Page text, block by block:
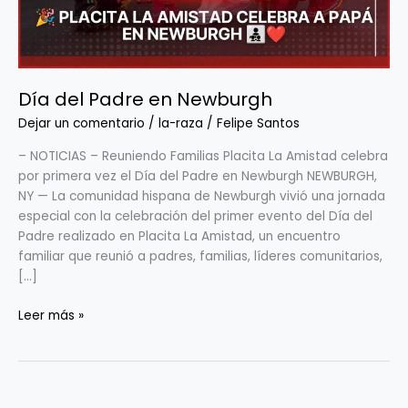
Día del Padre en Newburgh
Dejar un comentario / la-raza / Felipe Santos
– NOTICIAS – Reuniendo Familias Placita La Amistad celebra
por primera vez el Día del Padre en Newburgh NEWBURGH,
NY — La comunidad hispana de Newburgh vivió una jornada
especial con la celebración del primer evento del Día del
Padre realizado en Placita La Amistad, un encuentro
familiar que reunió a padres, familias, líderes comunitarios,
[…]
Leer más »